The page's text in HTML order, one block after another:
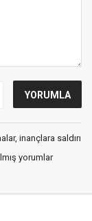
inançlara saldırı
yorumlar